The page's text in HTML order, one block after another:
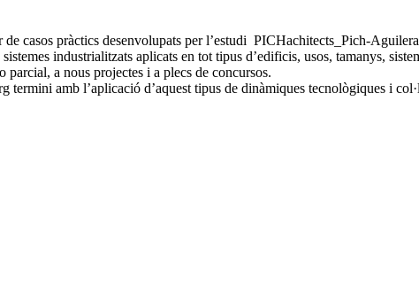
de casos pràctics desenvolupats per l’estudi PICHachitects_Pich-Aguilera
industrialitzats aplicats en tot tipus d’edificis, usos, tamanys,
parcial, a nous projectes i a plecs de concursos.
amb l’aplicació d’aquest tipus de dinàmiques tecnològiques i